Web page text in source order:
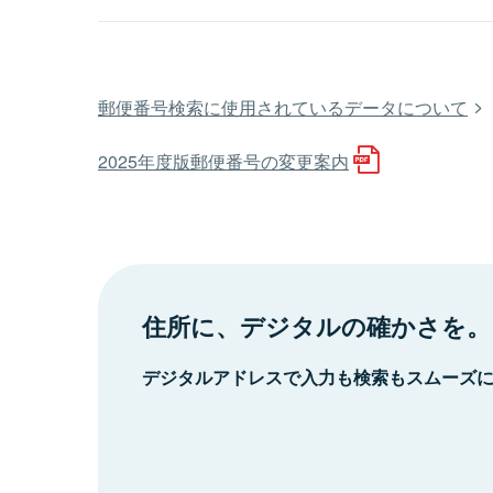
郵便番号検索に使用されているデータについて
2025年度版郵便番号の変更案内
住所に、デジタルの確かさを。
デジタルアドレスで入力も検索もスムーズ